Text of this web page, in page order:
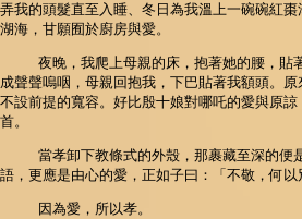
弄我的頭髮直至入睡、冬日為我溫上一碗碗紅
湖海，甘願囿於廚房與愛。
夜晚，我爬上母親的床，抱著她的腰，貼
成聲聲嗚咽，母親回抱我，下巴貼著我額頭。
不設前提的寬容。好比殷十娘對哪吒的愛與原
首。
當孝卸下教條式的外殼，那裹藏至深的便
語，更應是由心的愛，正如子曰：「不敬，何以
因為愛，所以孝。